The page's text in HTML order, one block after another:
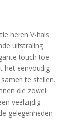
heren V-hals
uitstraling
touch toe
het eenvoudig
te stellen.
die zowel
veelzijdig
gelegenheden